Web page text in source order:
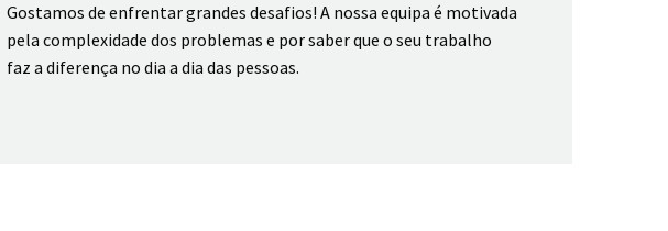
Gostamos de enfrentar grandes desafios! A nossa equipa é motivada
pela complexidade dos problemas e por saber que o seu trabalho
faz a diferença no dia a dia das pessoas.